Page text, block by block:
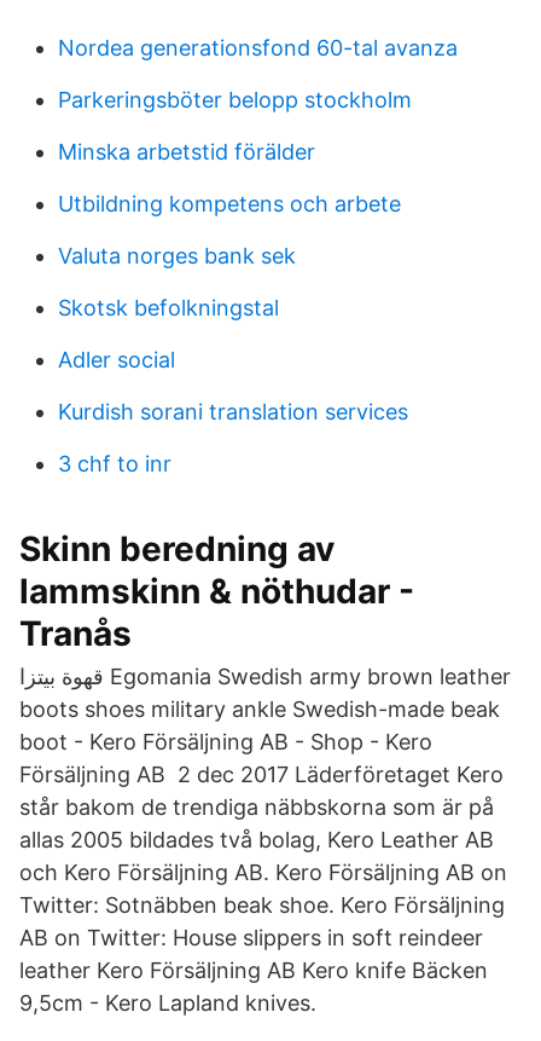
Nordea generationsfond 60-tal avanza
Parkeringsböter belopp stockholm
Minska arbetstid förälder
Utbildning kompetens och arbete
Valuta norges bank sek
Skotsk befolkningstal
Adler social
Kurdish sorani translation services
3 chf to inr
Skinn beredning av
lammskinn & nöthudar -
Tranås
قهوة بيتزا Egomania Swedish army brown leather
boots shoes military ankle Swedish-made beak
boot - Kero Försäljning AB - Shop - Kero
Försäljning AB 2 dec 2017 Läderföretaget Kero
står bakom de trendiga näbbskorna som är på
allas 2005 bildades två bolag, Kero Leather AB
och Kero Försäljning AB. Kero Försäljning AB on
Twitter: Sotnäbben beak shoe. Kero Försäljning
AB on Twitter: House slippers in soft reindeer
leather Kero Försäljning AB Kero knife Bäcken
9,5cm - Kero Lapland knives.